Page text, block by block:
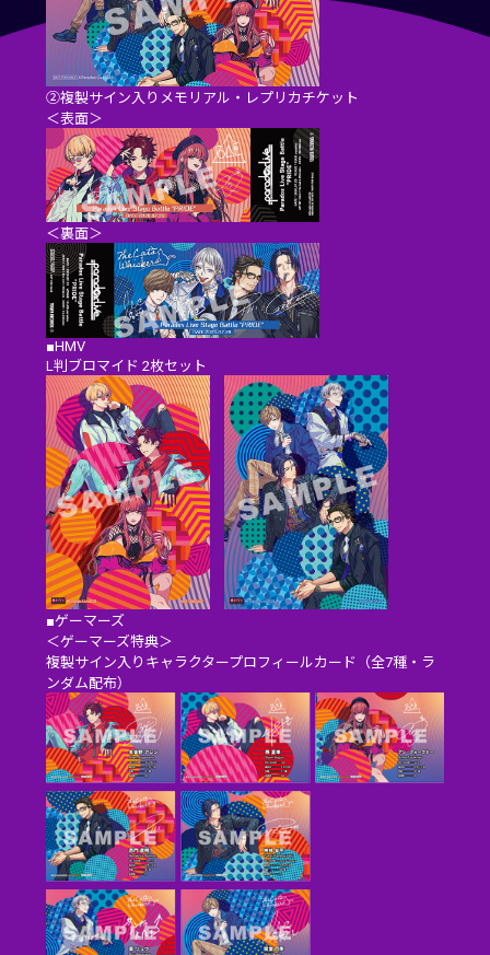
②複製サイン入りメモリアル・レプリカチケット
＜表面＞
＜裏面＞
■HMV
L判ブロマイド 2枚セット
■ゲーマーズ
＜ゲーマーズ特典＞
複製サイン入りキャラクタープロフィールカード（全7種・ラ
ンダム配布）